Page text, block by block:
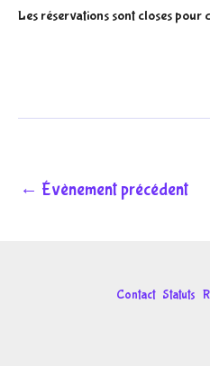
Les réservations sont closes pour
← Évènement précédent
Contact Statuts